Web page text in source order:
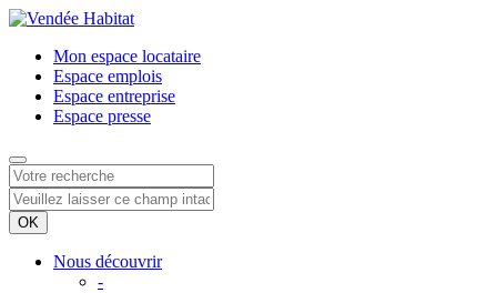
Mon espace locataire
Espace emplois
Espace entreprise
Espace presse
Nous découvrir
-